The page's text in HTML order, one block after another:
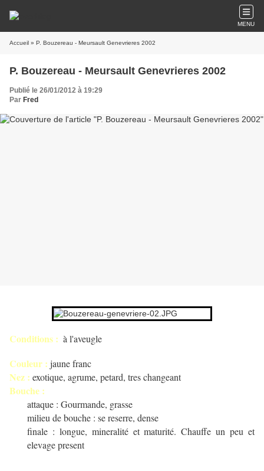
MENU
Accueil » P. Bouzereau - Meursault Genevrieres 2002
P. Bouzereau - Meursault Genevrieres 2002
Publié le 26/01/2012 à 19:29
Par Fred
Conditions : à l'aveugle
Couleur : jaune franc
Nez : exotique, agrume, petard, tres changeant
Bouche :
attaque : Gourmande, grasse
milieu de bouche : se reserre, dense
finale : longue, mineralité et maturité. Chauffe un peu et
elevage present